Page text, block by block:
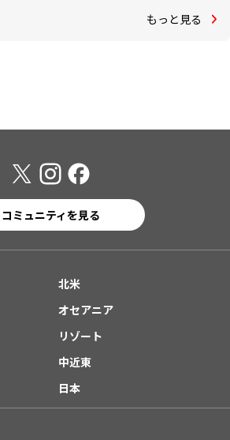
もっと見る
コミュニティを見る
北米
オセアニア
リゾート
中近東
日本